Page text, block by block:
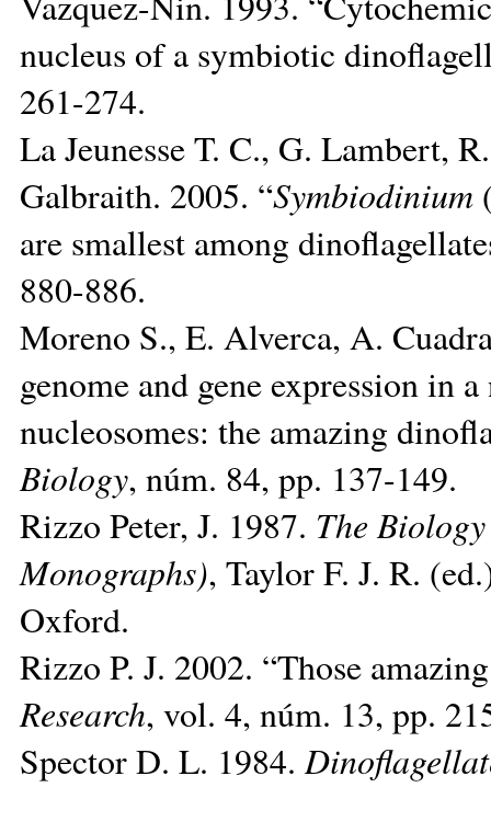
nucleus of a symbiotic
261-274.
La Jeunesse T. C., G. Lambert,
Galbraith. 2005. “Symbiodinium
are smallest among
880-886.
Moreno S., E. Alverca, A.
genome and gene expression in
nucleosomes: the amazing
Biology, núm. 84, pp. 137-149.
Rizzo Peter, J. 1987. The
Monographs), Taylor F. J. R.
Oxford.
Rizzo P. J. 2002. “Those
Research, vol. 4, núm. 13, pp.
Spector D. L. 1984.